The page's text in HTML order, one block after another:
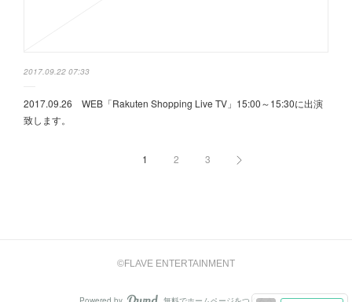
2017.09.22 07:33
2017.09.26 WEB「Rakuten Shopping Live TV」15:00～15:30に出演
致します。
1 2 3
©FLAVE ENTERTAINMENT